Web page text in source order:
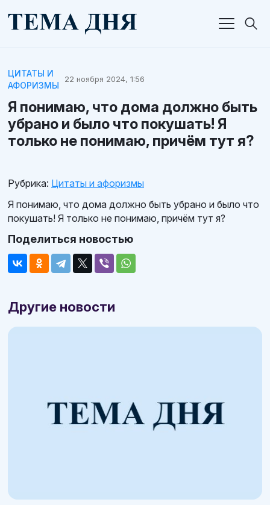
ЦИТАТЫ И
АФОРИЗМЫ
22 ноября 2024, 1:56
Я понимаю, что дома должно быть
убрано и было что покушать! Я
только не понимаю, причём тут я?
Рубрика: Цитаты и афоризмы
Я понимаю, что дома должно быть убрано и было что
покушать! Я только не понимаю, причём тут я?
Поделиться новостью
Другие новости